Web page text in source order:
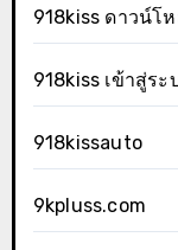
918kiss ดาวน์โ
918kiss เข้าสู่ระ
918kissauto
9kpluss.com